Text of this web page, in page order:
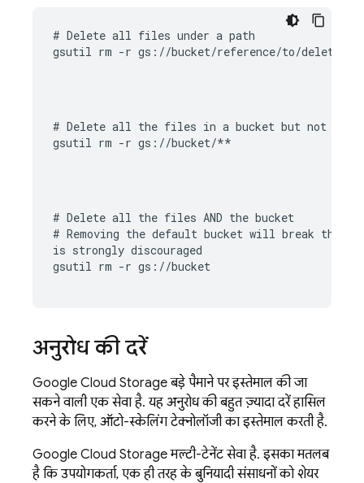
# Delete all files under a path
gsutil rm -r gs://bucket/reference/to/delete
# Delete all the files in a bucket but not the
gsutil rm -r gs://bucket/**
# Delete all the files AND the bucket
# Removing the default bucket will break the
is strongly discouraged
gsutil rm -r gs://bucket
अनुरोध की दरें
Google Cloud Storageबड़े पैमाने पर इस्तेमाल की जा
सकने वाली एक सेवा है. यह अनुरोध की बहुत ज़्यादा दरें हासिल
करने के लिए, ऑटो-स्केलिंग टेक्नोलॉजी का इस्तेमाल करती है.
Google Cloud Storageमल्टी-टेनेंट सेवा है. इसका मतलब
है कि उपयोगकर्ता, एक ही तरह के बुनियादी संसाधनों को शेयर